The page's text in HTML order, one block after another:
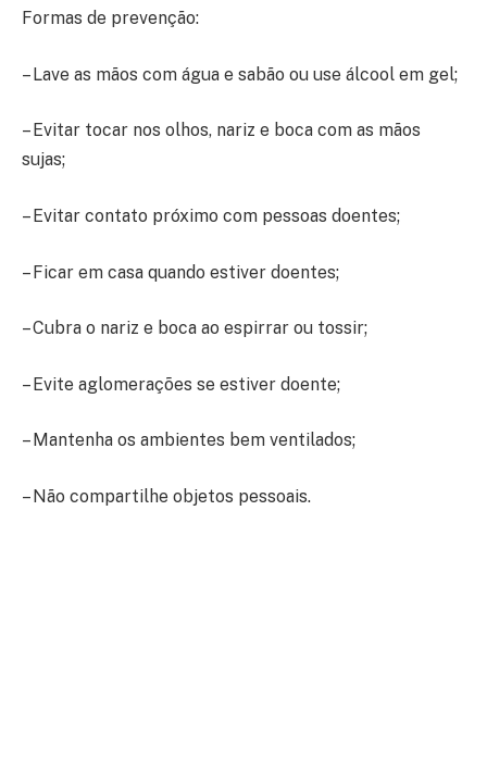
Formas de prevenção:
– Lave as mãos com água e sabão ou use álcool em gel;
– Evitar tocar nos olhos, nariz e boca com as mãos
sujas;
– Evitar contato próximo com pessoas doentes;
– Ficar em casa quando estiver doentes;
– Cubra o nariz e boca ao espirrar ou tossir;
– Evite aglomerações se estiver doente;
– Mantenha os ambientes bem ventilados;
– Não compartilhe objetos pessoais.